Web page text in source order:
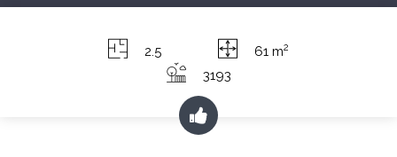
2.5 61 m2
3193